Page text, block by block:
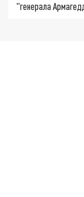
"генерала